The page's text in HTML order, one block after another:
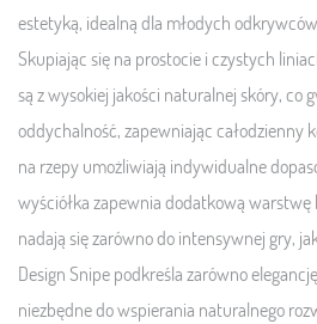
estetyką, idealną dla młodych
Skupiając się na prostocie i czystych
są z wysokiej jakości naturalnej skóry, co
oddychalność, zapewniając całodzienny
na rzepy umożliwiają indywidualne
wyściółka zapewnia dodatkową
nadają się zarówno do intensywnej gry,
Design Snipe podkreśla zarówno
niezbędne do wspierania naturalnego